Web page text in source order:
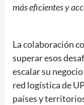
más eficientes y
La colaboración
superar esos
escalar su
red logística de
países y